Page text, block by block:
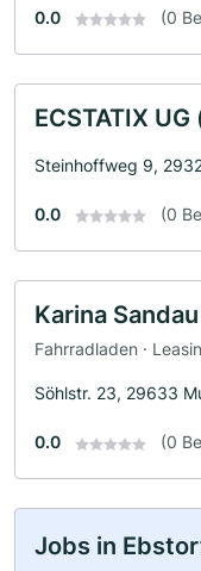
0.0 (0
ECSTATIX
Steinhoffweg 9,
0.0 (0
Karina
Fahrradladen ·
Söhlstr. 23, 29633
0.0 (0
Jobs in